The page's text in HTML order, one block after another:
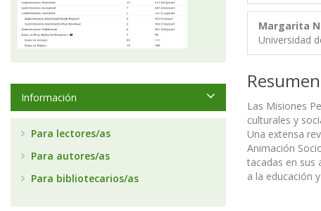
Margarita
Universidad
Resumen
Las Misiones
culturales y
Una extensa
Animación
tacadas en sus
a la educación
Información
Para lectores/as
Para autores/as
Para bibliotecarios/as